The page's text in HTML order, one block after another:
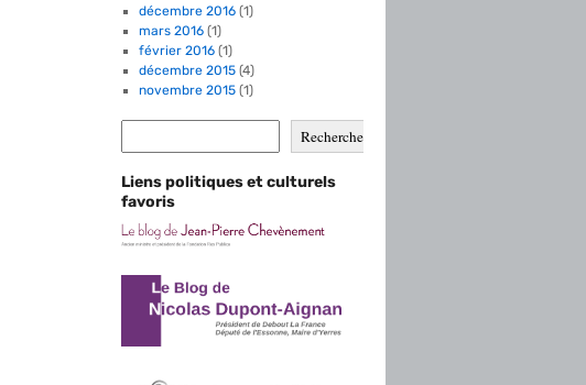
décembre 2016(1)
mars 2016(1)
février 2016(1)
décembre 2015(4)
novembre 2015(1)
Rechercher
Liens politiques et culturels
favoris